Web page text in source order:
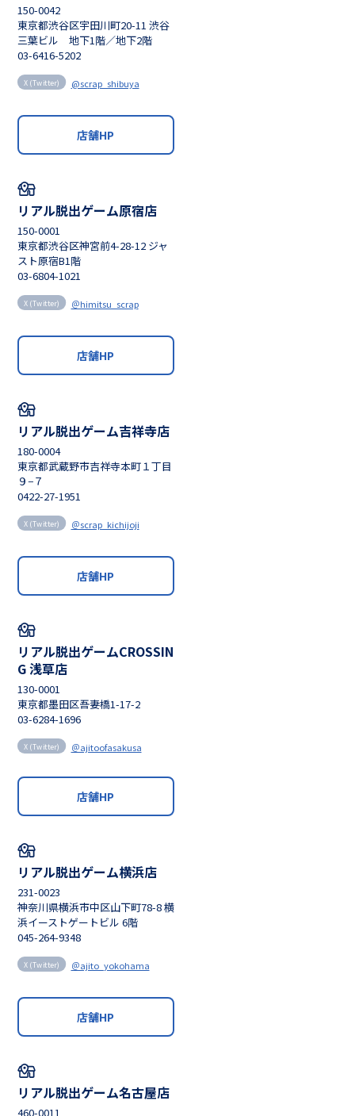
150-0042
東京都渋谷区宇田川町20-11 渋谷
三葉ビル 地下1階／地下2階
03-6416-5202
X (Twitter) @scrap_shibuya
店舗HP
リアル脱出ゲーム原宿店
150-0001
東京都渋谷区神宮前4-28-12 ジャ
スト原宿B1階
03-6804-1021
X (Twitter) ＠himitsu_scrap
店舗HP
リアル脱出ゲーム吉祥寺店
180-0004
東京都武蔵野市吉祥寺本町１丁目
９−７
0422-27-1951
X (Twitter) ＠scrap_kichijoji
店舗HP
リアル脱出ゲームCROSSIN
G 浅草店
130-0001
東京都墨田区吾妻橋1-17-2
03-6284-1696
X (Twitter) ＠ajitoofasakusa
店舗HP
リアル脱出ゲーム横浜店
231-0023
神奈川県横浜市中区山下町78-8 横
浜イーストゲートビル 6階
045-264-9348
X (Twitter) ＠ajito_yokohama
店舗HP
リアル脱出ゲーム名古屋店
460-0011